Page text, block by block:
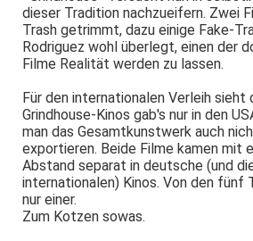
dieser Tradition nachzueifern. Zwei
Trash getrimmt, dazu einige Fake-
Rodriguez wohl überlegt, einen der
Filme Realität werden zu lassen.
Für den internationalen Verleih sieht
Grindhouse-Kinos gab's nur in den
man das Gesamtkunstwerk auch
exportieren. Beide Filme kamen mit
Abstand separat in deutsche (und
internationalen) Kinos. Von den fünf
nur einer.
Zum Kotzen sowas.